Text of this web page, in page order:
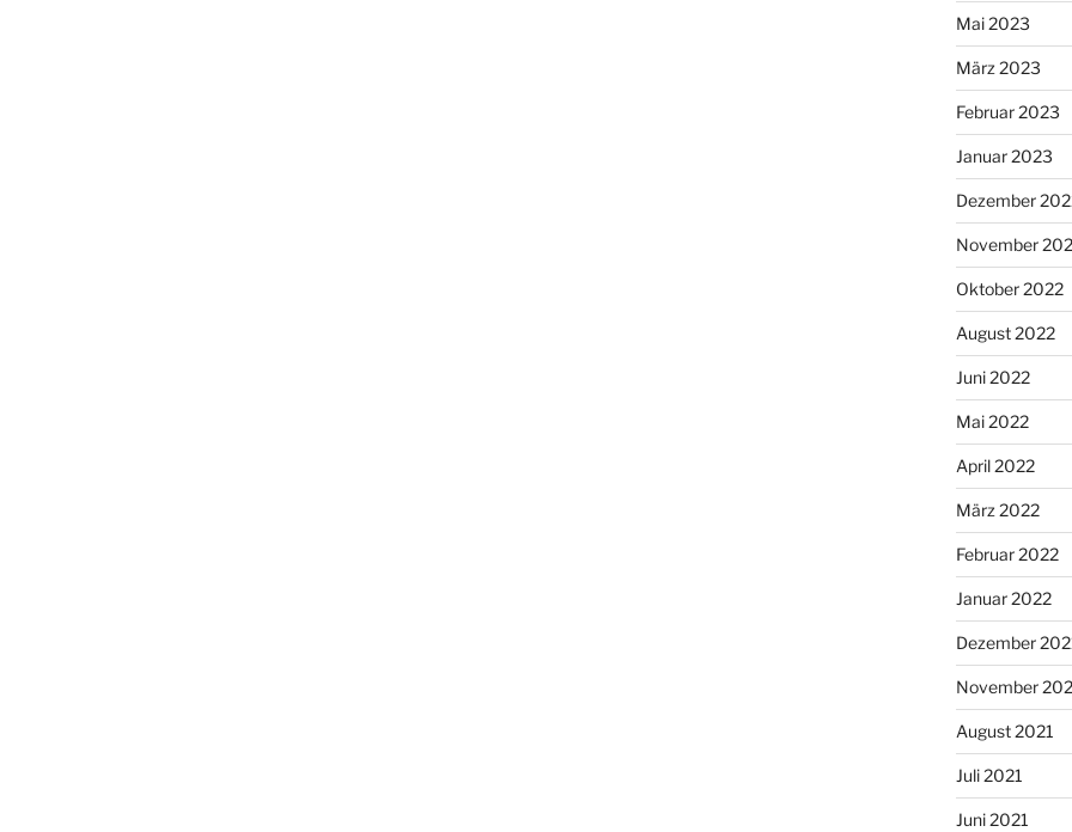
Mai 2023
März 2023
Februar 2023
Januar 2023
Dezember
November
Oktober 2022
August 2022
Juni 2022
Mai 2022
April 2022
März 2022
Februar 2022
Januar 2022
Dezember
November
August 2021
Juli 2021
Juni 2021